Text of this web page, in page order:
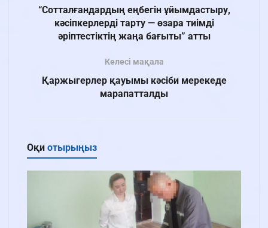
“Сотталғандардың еңбегін ұйымдастыру,
кәсіпкерлерді тарту — өзара тиімді
әріптестіктің жаңа бағыты” атты
Келесі мақала
Қаржыгерлер қауымы кәсіби мерекеде
марапатталды
Оқи отырыңыз